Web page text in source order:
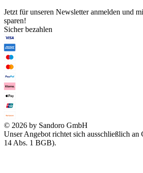
Jetzt für unseren Newsletter anmelden und
sparen!
Sicher bezahlen
© 2026 by Sandoro GmbH
Unser Angebot richtet sich ausschließlich an
14 Abs. 1 BGB).